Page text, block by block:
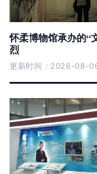
怀柔博物馆承办的“
烈
更新时间：2026-08-